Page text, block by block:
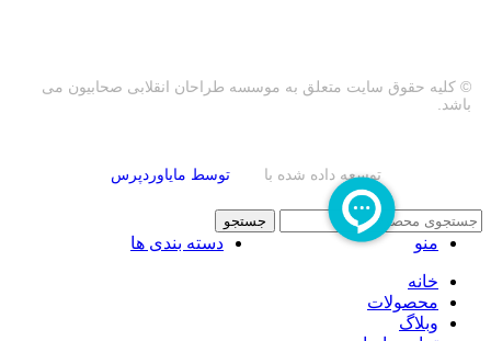
© کلیه حقوق سایت متعلق به موسسه طراحان انقلابی صحابیون می
باشد.
توسعه داده شده با توسط مایاوردپرس
جستجو
منو دسته بندی ها
خانه
محصولات
وبلاگ